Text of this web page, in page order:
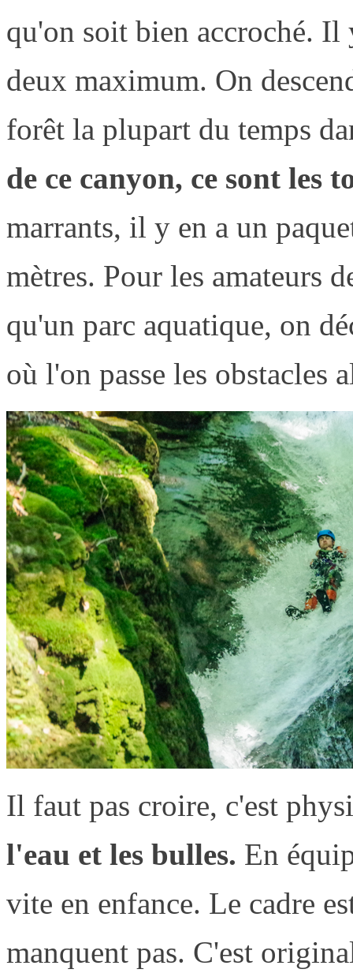
qu'on soit bien accroché. Il
deux maximum. On
forêt la plupart du temps
de ce canyon, ce sont les
marrants, il y en a un
mètres. Pour les amateurs
qu'un parc aquatique, on
où l'on passe les obstacles
Il faut pas croire, c'est
l'eau et les bulles. En
vite en enfance. Le cadre
manquent pas. C'est